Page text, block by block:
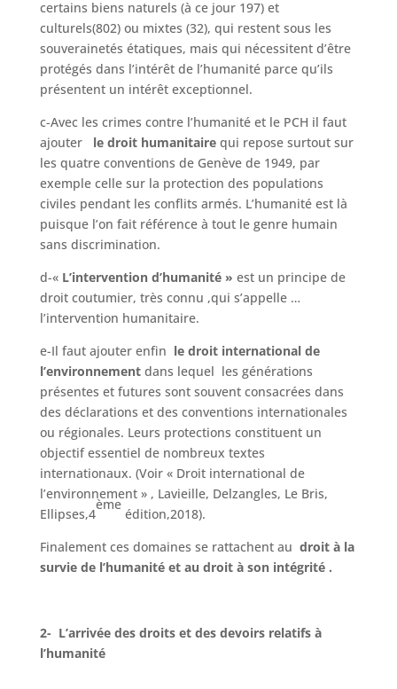
certains biens naturels (à ce jour 197) et
culturels(802) ou mixtes (32), qui restent sous les
souverainetés étatiques, mais qui nécessitent d’être
protégés dans l’intérêt de l’humanité parce qu’ils
présentent un intérêt exceptionnel.
c-Avec les crimes contre l’humanité et le PCH il faut
ajouter
le droit humanitaire qui repose surtout sur
les quatre conventions de Genève de 1949, par
exemple celle sur la protection des populations
civiles pendant les conflits armés. L’humanité est là
puisque l’on fait référence à tout le genre humain
sans discrimination.
d-« L’intervention d’humanité » est un principe de
droit coutumier, très connu ,qui s’appelle …
l’intervention humanitaire.
e-Il faut ajouter enfin le droit international de
l’environnementdans lequel les générations
présentes et futures sont souvent consacrées dans
des déclarations et des conventions internationales
ou régionales. Leurs protections constituent un
objectif essentiel de nombreux textes
internationaux. (Voir « Droit international de
l’environnement » , Lavieille, Delzangles, Le Bris,
Ellipses,4
ème
édition,2018).
Finalement ces domaines se rattachent au droit à la
survie de l’humanité et au droit à son intégrité .
2- L’arrivée des droits et des devoirs relatifs à
l’humanité